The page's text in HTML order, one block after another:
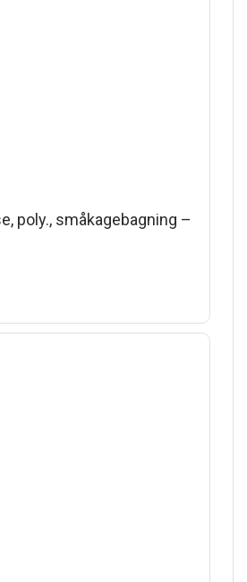
poly., småkagebagning –